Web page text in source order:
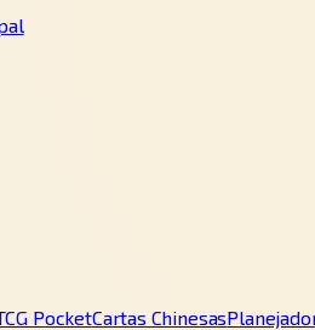
PocketCartas Chinesas